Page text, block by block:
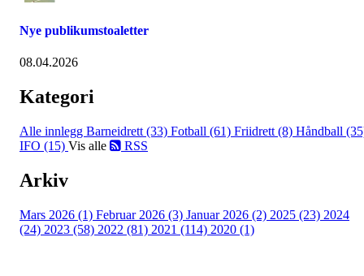
Nye publikumstoaletter
08.04.2026
Kategori
Alle innlegg Barneidrett (33) Fotball (61) Friidrett (8) Håndball
IFO (15) Vis alle RSS
Arkiv
Mars 2026 (1) Februar 2026 (3) Januar 2026 (2) 2025 (23) 2024
(24) 2023 (58) 2022 (81) 2021 (114) 2020 (1)